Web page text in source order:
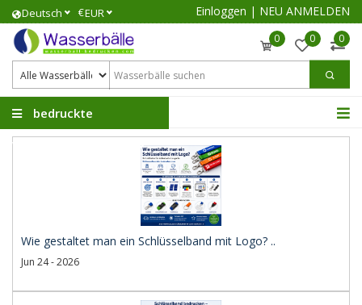
Deutsch €EUR Einloggen | NEU ANMELDEN
0 0 0
bedruckte
Wasserbälle
Wie gestaltet man ein Schlüsselband mit Logo? ..
Jun 24 - 2026